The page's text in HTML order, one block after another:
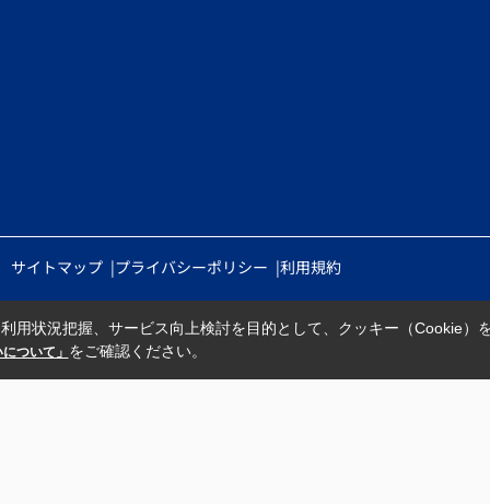
サイトマップ プライバシーポリシー 利用規約
用状況把握、サービス向上検討を目的として、クッキー（Cookie）
ついて」 をご確認ください。